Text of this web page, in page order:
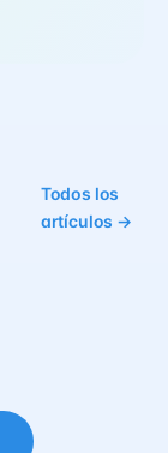
Todos los
artículos →